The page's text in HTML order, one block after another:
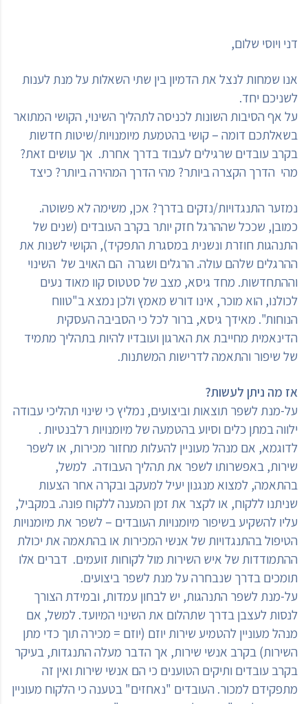
דני ויוסי שלום,
אנו שמחות לנצל את הדמיון בין שתי השאלות על מנת לענות
לשניכם יחד.
על אף הסיבות השונות לכניסה לתהליך השינוי, הקושי המתואר
בשאלתכם דומה – קושי בהטמעת מיומנויות/שיטות חדשות
בקרב עובדים שרגילים לעבוד בדרך אחרת. אך עושים זאת?
מהי הדרך הקצרה ביותר? מהי הדרך המהירה ביותר? כיצד
נמזער התנגדויות/נזקים בדרך? אכן, משימה לא פשוטה.
כמובן, שככל שההרגל חזק יותר בקרב העובדים (שנים של
התנהגות חוזרת ונשנית במסגרת התפקיד), הקושי לשנות את
ההרגלים שלהם עולה. הרגלים ושגרה הם האויב של השינוי
וההתחדשות. מחד גיסא, מצב של סטטוס קוו מאוד נעים
לכולנו, הוא מוכר, אינו דורש מאמץ ולכן נמצא ב"טווח
הנוחות". מאידך גיסא, ברור לכל כי הסביבה העסקית
הדינאמית מחייבת את הארגון ועובדיו להיות בתהליך מתמיד
של שיפור והתאמה לדרישות המשתנות.
אז מה ניתן לעשות?
על-מנת לשפר תוצאות וביצועים, נמליץ כי שינוי תהליכי עבודה
ילווה במתן כלים וסיוע בהטמעה של מיומנויות רלבנטיות .
לדוגמא, אם מנהל מעוניין להעלות מחזור מכירות, או לשפר
שירות, באפשרותו לשפר את תהליך העבודה. למשל,
בהתאמה, למצוא מנגנון יעיל למעקב ובקרה אחר הצעות
שניתנו ללקוח, או לקצר את זמן המענה ללקוח פונה. במקביל,
עליו להשקיע בשיפור מיומנויות העובדים – לשפר את מיומנויות
הטיפול בהתנגדויות של אנשי המכירות או בהתאמה את יכולת
ההתמודדות של איש השירות מול לקוחות זועמים. דברים אלו
תומכים בדרך שנבחרה על מנת לשפר ביצועים.
על-מנת לשפר התנהגות, יש לבחון עמדות, ובמידת הצורך
לנסות לעצבן בדרך שתהלום את השינוי המיועד. למשל, אם
מנהל מעוניין להטמיע שירות יוזם (יוזם = מכירה תוך כדי מתן
השירות) בקרב אנשי שירות, אך הדבר מעלה התנגדות, בעיקר
בקרב עובדים ותיקים הטוענים כי הם אנשי שירות ואין זה
מתפקידם למכור. העובדים "נאחזים" בטענה כי הלקוח מעוניין